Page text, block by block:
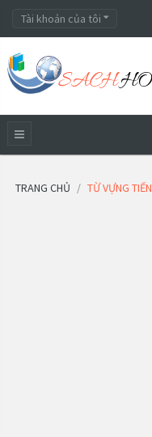
Tài khoản của tôi
TRANG CHỦ TỪ VỰNG